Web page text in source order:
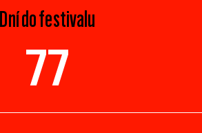
Dní do festivalu
77